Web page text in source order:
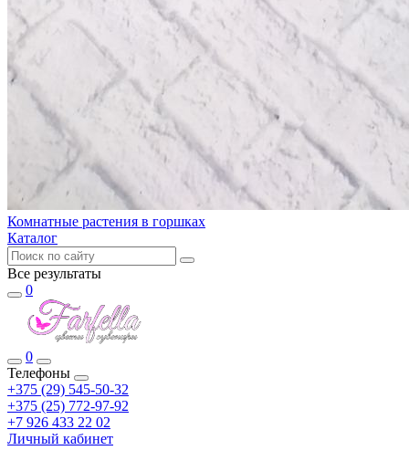
Комнатные растения в горшках
Каталог
Все результаты
0
0
Телефоны
+375 (29) 545-50-32
+375 (25) 772-97-92
+7 926 433 22 02
Личный кабинет